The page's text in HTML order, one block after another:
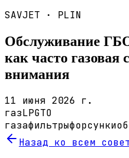
SAVJET · PLIN
Обслуживание
как часто газовая
внимания
11 июня 2026 г.
газLPGТО
газафильтрыфорсунки
Назад ко всем